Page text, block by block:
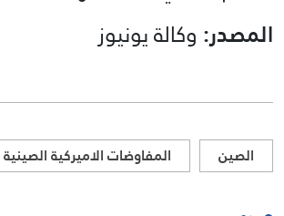
المصدر: وكالة يونيوز
الصين المفاوضات الاميركية الصينية